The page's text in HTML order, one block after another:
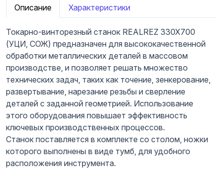
Описание Характеристики
Токарно-винторезный станок REALREZ 330X700
(УЦИ, СОЖ) предназначен для высококачественной
обработки металлических деталей в массовом
производстве, и позволяет решать множество
технических задач, таких как точение, зенкерование,
развертывание, нарезание резьбы и сверление
деталей с заданной геометрией. Использование
этого оборудования повышает эффективность
ключевых производственных процессов.
Станок поставляется в комплекте со столом, ножки
которого выполнены в виде тумб, для удобного
расположения инструмента.